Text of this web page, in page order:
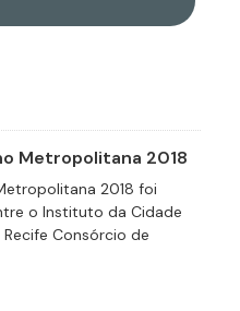
Metropolitana 2018
2018 foi
o Instituto da Cidade
Consórcio de